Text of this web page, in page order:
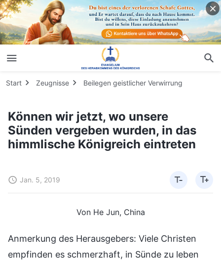
Start Zeugnisse Beilegen geistlicher Verwirrung
Können wir jetzt, wo unsere
Sünden vergeben wurden, in das
himmlische Königreich eintreten
Jan. 5, 2019
Von He Jun, China
Anmerkung des Herausgebers: Viele Christen
empfinden es schmerzhaft, in Sünde zu leben